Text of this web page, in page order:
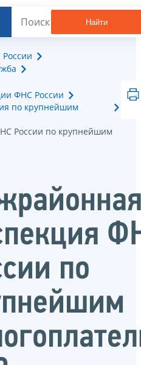
Найти
ФНС России
по крупнейшим
России по крупнейшим
по